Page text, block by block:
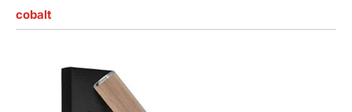
cobalt